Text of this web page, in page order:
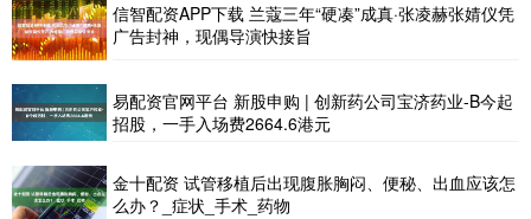
信智配资APP下载 兰蔻三年“硬凑”成真·张凌赫张婧仪凭
广告封神，现偶导演快接旨
易配资官网平台 新股申购 | 创新药公司宝济药业-B今起
招股，一手入场费2664.6港元
金十配资 试管移植后出现腹胀胸闷、便秘、出血应该怎
么办？_症状_手术_药物